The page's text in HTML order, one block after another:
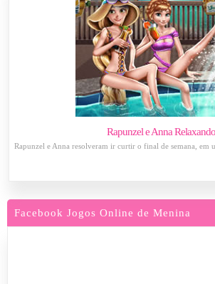
Rapunzel e Anna Relaxando
Rapunzel e Anna resolveram ir curtir o final de semana, em
Facebook Jogos Online de Menina